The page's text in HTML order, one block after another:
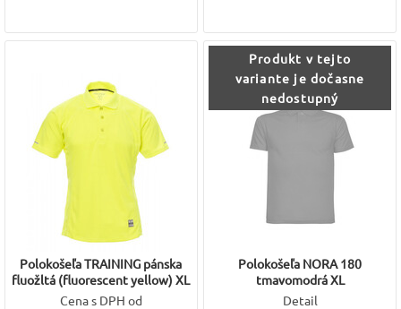
Polokošeľa TRAINING pánska
fluožltá (fluorescent yellow) XL
Cena s DPH od
Produkt v tejto
variante je dočasne
nedostupný
Polokošeľa NORA 180
tmavomodrá XL
Detail